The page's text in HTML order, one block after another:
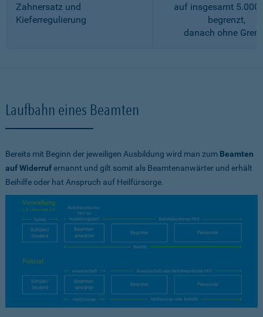
Zahnersatz und
Kieferregulierung
auf insgesamt 5.000
begrenzt,
danach ohne
Laufbahn eines Beamten
Bereits mit Beginn der jeweiligen Ausbildung wird man zum Beamten
auf Widerrufernannt und gilt somit als Beamtenanwärter und erhält
Beihilfe oder hat Anspruch auf Heilfürsorge.